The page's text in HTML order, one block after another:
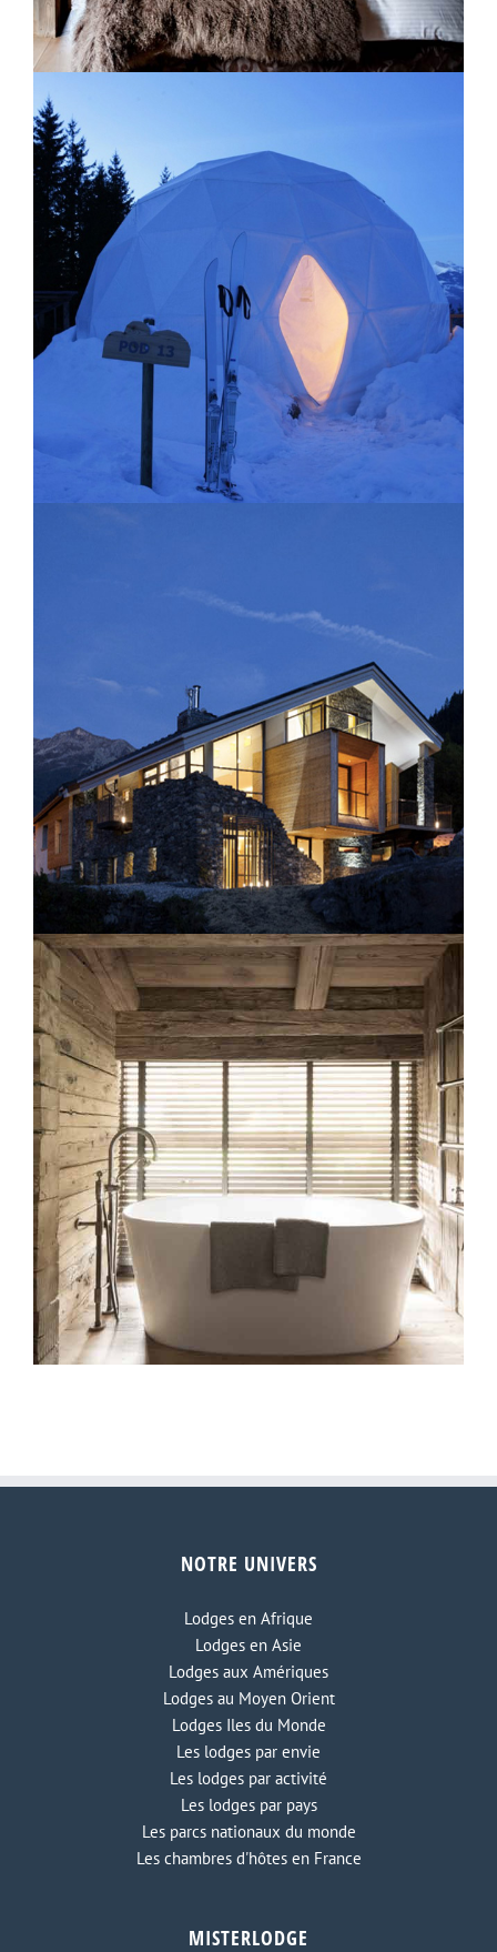
Les Fermes de Marie
Whitepod Ecoluxury Hotel
Mineral Lodge
NOTRE UNIVERS
Lodges en Afrique
Lodges en Asie
Lodges aux Amériques
Lodges au Moyen Orient
Lodges Iles du Monde
Les lodges par envie
Les lodges par activité
Les lodges par pays
Les parcs nationaux du monde
Les chambres d'hôtes en France
MISTERLODGE